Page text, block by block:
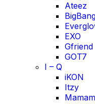
Ateez
EXO
Gfriend
GOT7
I – Q
iKON
Itzy